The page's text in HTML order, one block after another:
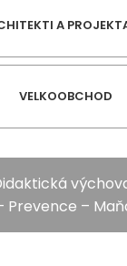
A
VELKOOBCHOD
Prevence –